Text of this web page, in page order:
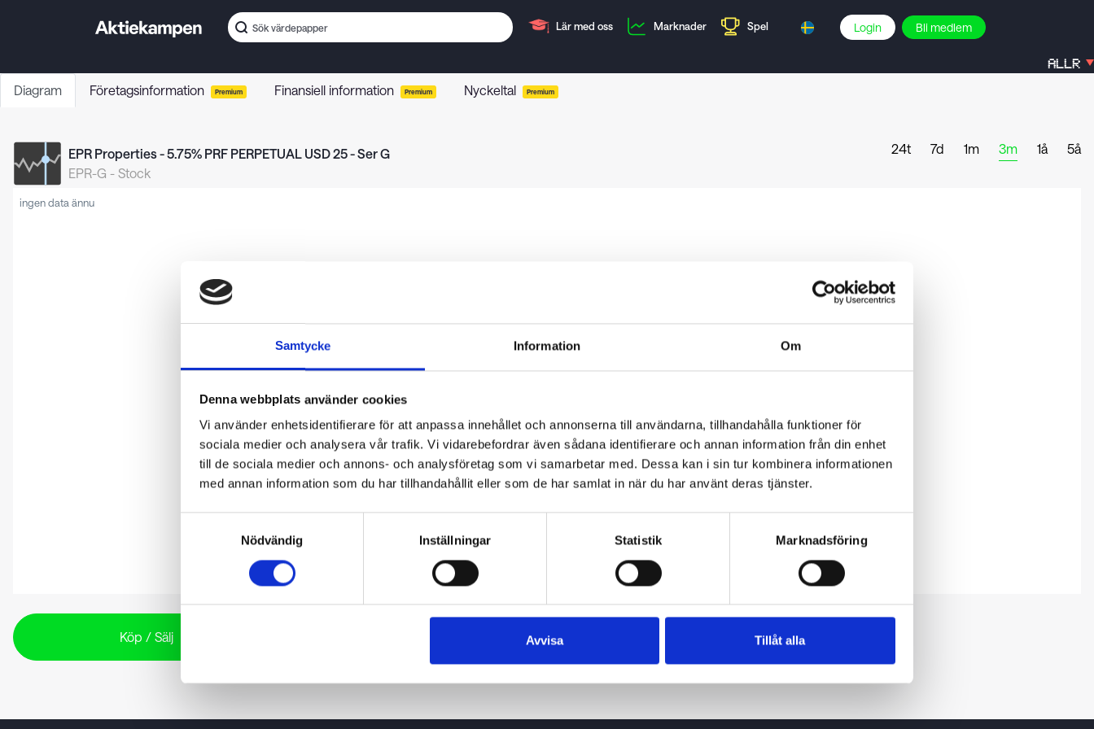
Samtycke Information Om
Denna webbplats använder cookies
Vi använder enhetsidentifierare för att anpassa innehållet och annonserna till användarna, tillhandahålla funktioner för
sociala medier och analysera vår trafik. Vi vidarebefordrar även sådana identifierare och annan information från din enhet
till de sociala medier och annons- och analysföretag som vi samarbetar med. Dessa kan i sin tur kombinera informationen
med annan information som du har tillhandahållit eller som de har samlat in när du har använt deras tjänster.
Nödvändig
Inställningar Statistik Marknadsföring
Avvisa Tillåt alla
Lär med oss Marknader Spel Login Bli medlem
ALLR
Diagram Företagsinformation Premium Finansiell information Premium Nyckeltal Premium
EPR Properties - 5.75% PRF PERPETUAL USD 25 - Ser G
EPR-G - Stock
24t 7d 1m 3m 1å 5å
ingen data ännu
Köp / Sälj